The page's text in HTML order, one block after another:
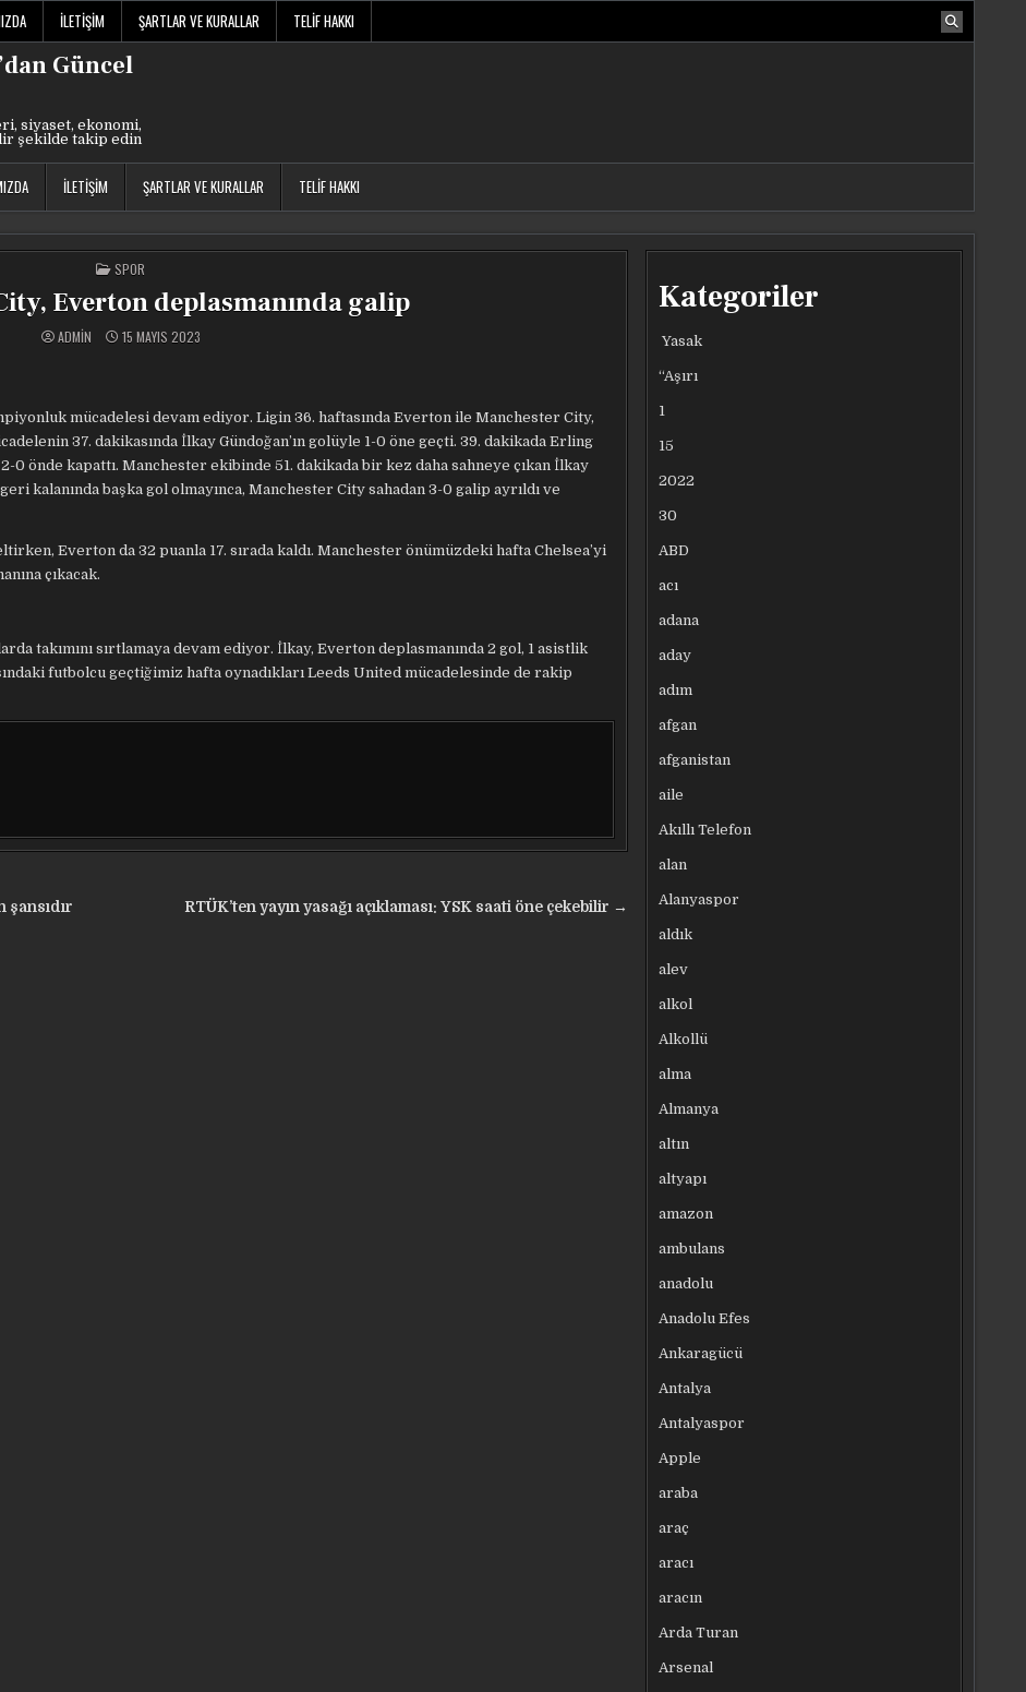
İLETIŞIM ŞARTLAR VE KURALLAR TELIF HAKKI
Güncel
siyaset, ekonomi,
şekilde takip edin
İLETIŞIM ŞARTLAR VE KURALLAR TELIF HAKKI
POSTED
IN
SPOR
Everton deplasmanında galip
ADMIN 15 MAYIS 2023
mücadelesi devam ediyor. Ligin 36. haftasında Everton ile Manchester City,
37. dakikasında İlkay Gündoğan’ın golüyle 1-0 öne geçti. 39. dakikada Erling
0 önde kapattı. Manchester ekibinde 51. dakikada bir kez daha sahneye çıkan İlkay
geri kalanında başka gol olmayınca, Manchester City sahadan 3-0 galip ayrıldı ve
Everton da 32 puanla 17. sırada kaldı. Manchester önümüzdeki hafta Chelsea’yi
çıkacak.
takımını sırtlamaya devam ediyor. İlkay, Everton deplasmanında 2 gol, 1 asistlik
futbolcu geçtiğimiz hafta oynadıkları Leeds United mücadelesinde de rakip
RTÜK’ten yayın yasağı açıklaması: YSK saati öne çekebilir →
şansıdır
Kategoriler
Yasak
“Aşırı
1
15
2022
30
ABD
acı
adana
aday
adım
afgan
afganistan
aile
Akıllı Telefon
alan
Alanyaspor
aldık
alev
alkol
Alkollü
alma
Almanya
altın
altyapı
amazon
ambulans
anadolu
Anadolu Efes
Ankaragücü
Antalya
Antalyaspor
Apple
araba
araç
aracı
aracın
Arda Turan
Arsenal